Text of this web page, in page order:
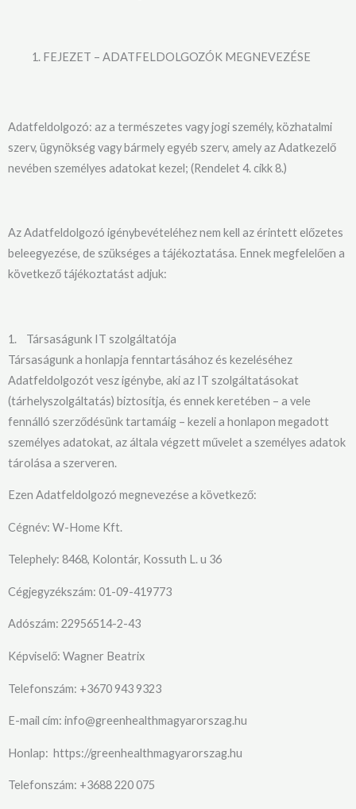
FEJEZET – ADATFELDOLGOZÓK MEGNEVEZÉSE
Adatfeldolgozó: az a természetes vagy jogi személy, közhatalmi
szerv, ügynökség vagy bármely egyéb szerv, amely az Adatkezelő
nevében személyes adatokat kezel; (Rendelet 4. cikk 8.)
Az Adatfeldolgozó igénybevételéhez nem kell az érintett előzetes
beleegyezése, de szükséges a tájékoztatása. Ennek megfelelően a
következő tájékoztatást adjuk:
1. Társaságunk IT szolgáltatója
Társaságunk a honlapja fenntartásához és kezeléséhez
Adatfeldolgozót vesz igénybe, aki az IT szolgáltatásokat
(tárhelyszolgáltatás) biztosítja, és ennek keretében – a vele
fennálló szerződésünk tartamáig – kezeli a honlapon megadott
személyes adatokat, az általa végzett művelet a személyes adatok
tárolása a szerveren.
Ezen Adatfeldolgozó megnevezése a következő:
Cégnév: W-Home Kft.
Telephely: 8468, Kolontár, Kossuth L. u 36
Cégjegyzékszám: 01-09-419773
Adószám: 22956514-2-43
Képviselő: Wagner Beatrix
Telefonszám: +3670 943 9323
E-mail cím: info@greenhealthmagyarorszag.hu
Honlap: https://greenhealthmagyarorszag.hu
Telefonszám: +3688 220 075